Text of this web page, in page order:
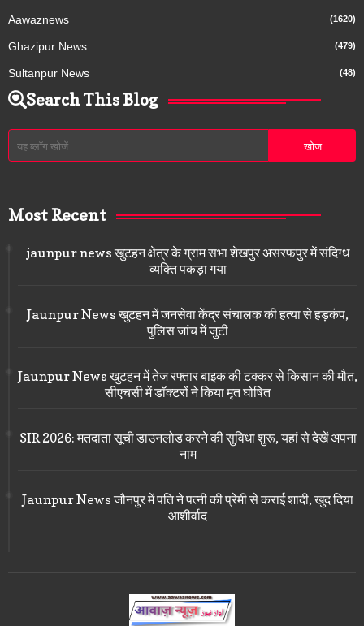
Aawaznews (1620)
Ghazipur News (479)
Sultanpur News (48)
Search This Blog
Most Recent
jaunpur news खुटहन क्षेत्र के ग्राम सभा शेखपुर असरफपुर में संदिग्ध
व्यक्ति पकड़ा गया
Jaunpur News खुटहन में जनसेवा केंद्र संचालक की हत्या से हड़कंप,
पुलिस जांच में जुटी
Jaunpur News खुटहन में तेज रफ्तार बाइक की टक्कर से किसान की मौत,
सीएचसी में डॉक्टरों ने किया मृत घोषित
SIR 2026: मतदाता सूची डाउनलोड करने की सुविधा शुरू, यहां से देखें अपना
नाम
Jaunpur News जौनपुर में पति ने पत्नी की प्रेमी से कराई शादी, खुद दिया
आशीर्वाद